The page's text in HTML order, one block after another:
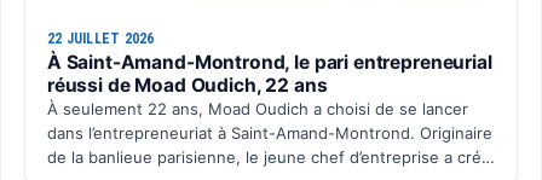
22 JUILLET 2026
À Saint-Amand-Montrond, le pari entrepreneurial
réussi de Moad Oudich, 22 ans
À seulement 22 ans, Moad Oudich a choisi de se lancer
dans l’entrepreneuriat à Saint-Amand-Montrond. Originaire
de la banlieue parisienne, le jeune chef d’entreprise a créé